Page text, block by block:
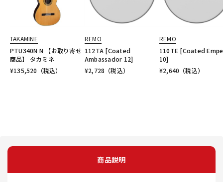
TAKAMINE
PTU340N N 【お取り寄せ
商品】 タカミネ
¥135,520 （税込）
REMO
112TA [Coated
Ambassador 12]
¥2,728 （税込）
REMO
110TE [Coated
10]
¥2,640 （税込）
商品説明